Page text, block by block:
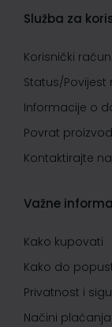
Služba za
Korisnički račun
Status/Povijest
Informacije o
Povrat
Kontaktirajte
Važne
Kako kupovati
Kako do
Privatnost i
Načini plaćanja